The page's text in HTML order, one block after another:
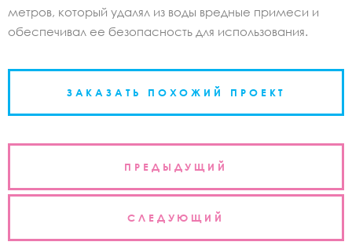
метров, который удалял из воды вредные примеси и
обеспечивал ее безопасность для использования.
ЗАКАЗАТЬ ПОХОЖИЙ ПРОЕКТ
Навигация
записям
ПРЕДЫДУЩИЙ
СЛЕДУЮЩИЙ